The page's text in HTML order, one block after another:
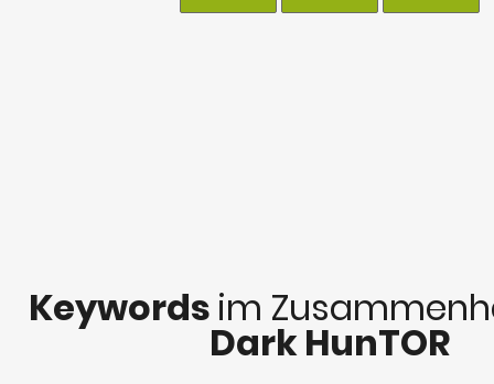
Keywords im
Dark HunTOR